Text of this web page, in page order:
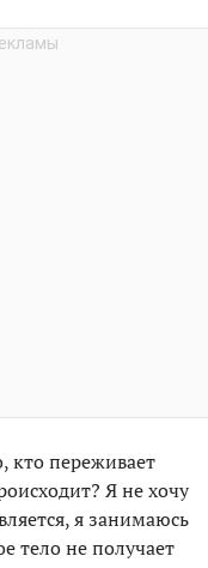
кто переживает
Я не хочу
я занимаюсь
тело не получает